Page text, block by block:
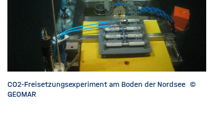
CO2-Freisetzungsexperiment am Boden der Nordsee ©
GEOMAR